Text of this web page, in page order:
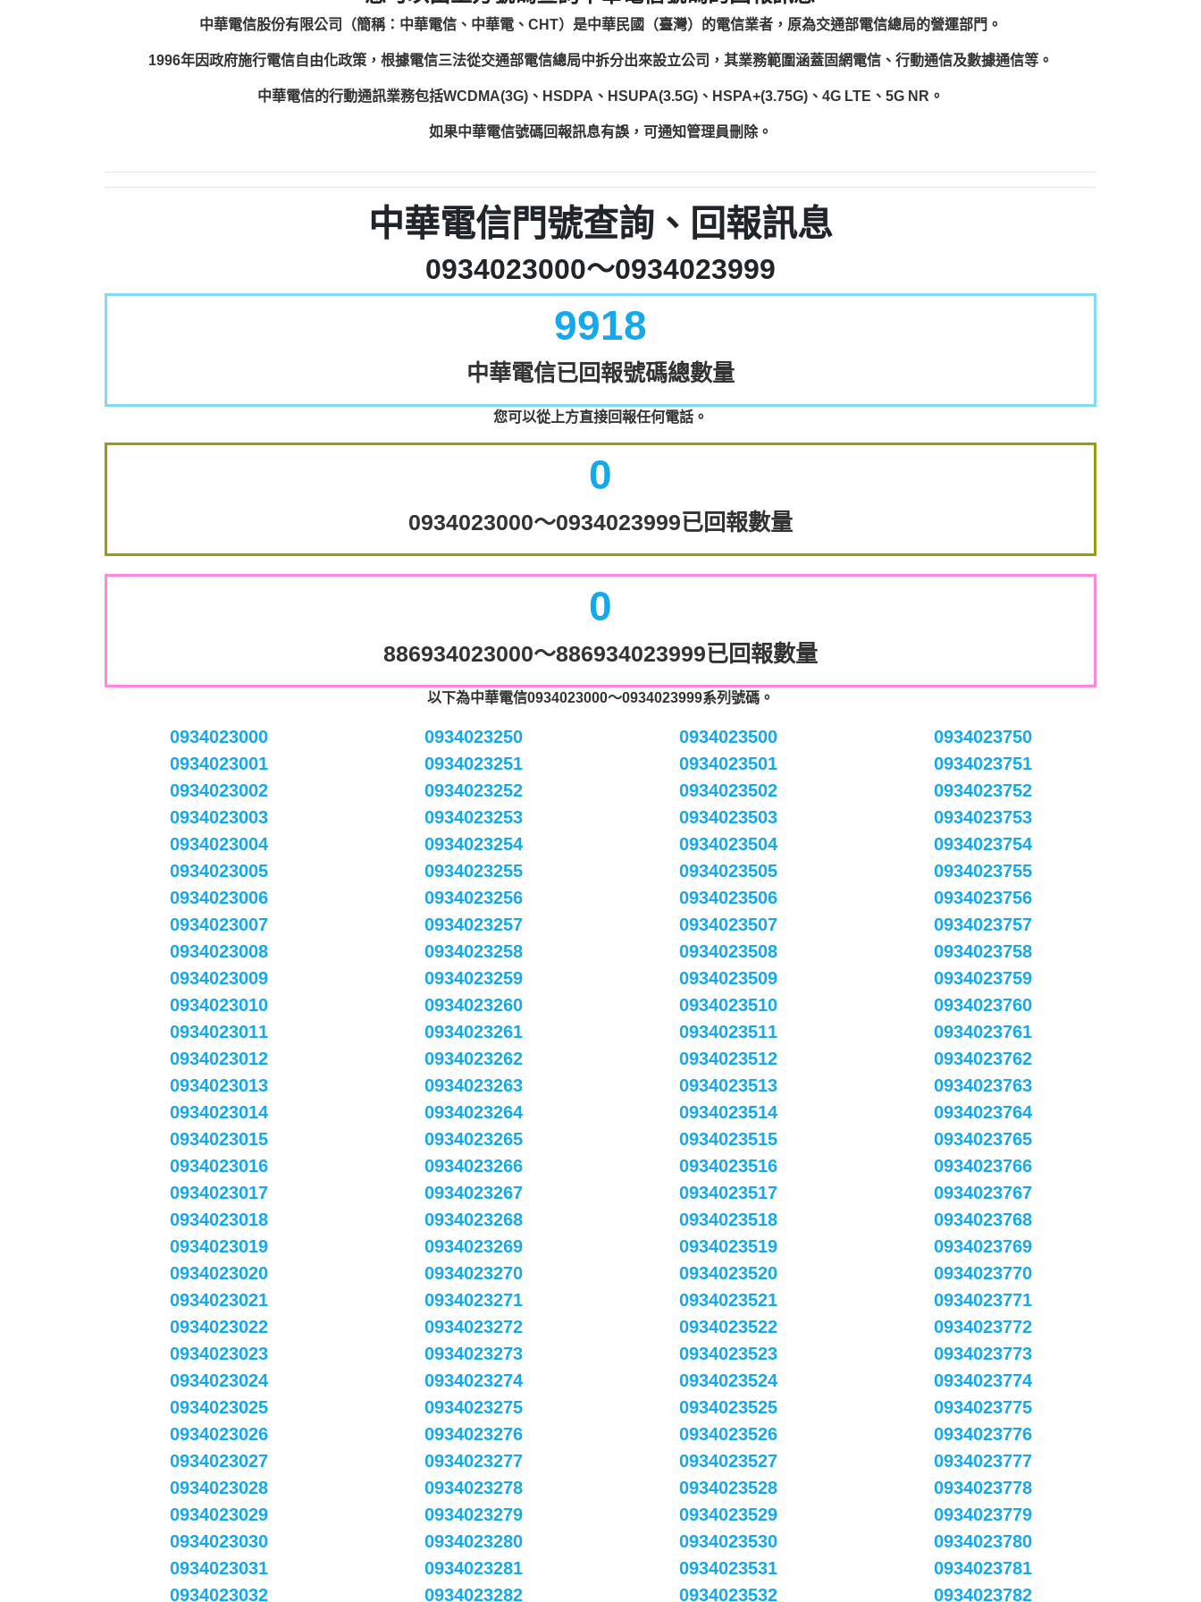
中華電信股份有限公司（簡稱：中華電信、中華電、CHT）是中華民國（臺灣）的電信業者，原為交通部電信總局的營運部門。
1996年因政府施行電信自由化政策，根據電信三法從交通部電信總局中拆分出來設立公司，其業務範圍涵蓋固網電信、行動通信及數據通信等。
中華電信的行動通訊業務包括WCDMA(3G)、HSDPA、HSUPA(3.5G)、HSPA+(3.75G)、4G LTE、5G NR。
如果中華電信號碼回報訊息有誤，可通知管理員刪除。
中華電信門號查詢、回報訊息
0934023000～0934023999
9918
中華電信已回報號碼總數量
您可以從上方直接回報任何電話。
0
0934023000～0934023999已回報數量
0
886934023000～886934023999已回報數量
以下為中華電信0934023000～0934023999系列號碼。
0934023000
0934023001
0934023002
0934023003
0934023004
0934023005
0934023006
0934023007
0934023008
0934023009
0934023010
0934023011
0934023012
0934023013
0934023014
0934023015
0934023016
0934023017
0934023018
0934023019
0934023020
0934023021
0934023022
0934023023
0934023024
0934023025
0934023026
0934023027
0934023028
0934023029
0934023030
0934023031
0934023032
0934023250
0934023251
0934023252
0934023253
0934023254
0934023255
0934023256
0934023257
0934023258
0934023259
0934023260
0934023261
0934023262
0934023263
0934023264
0934023265
0934023266
0934023267
0934023268
0934023269
0934023270
0934023271
0934023272
0934023273
0934023274
0934023275
0934023276
0934023277
0934023278
0934023279
0934023280
0934023281
0934023282
0934023500
0934023501
0934023502
0934023503
0934023504
0934023505
0934023506
0934023507
0934023508
0934023509
0934023510
0934023511
0934023512
0934023513
0934023514
0934023515
0934023516
0934023517
0934023518
0934023519
0934023520
0934023521
0934023522
0934023523
0934023524
0934023525
0934023526
0934023527
0934023528
0934023529
0934023530
0934023531
0934023532
0934023750
0934023751
0934023752
0934023753
0934023754
0934023755
0934023756
0934023757
0934023758
0934023759
0934023760
0934023761
0934023762
0934023763
0934023764
0934023765
0934023766
0934023767
0934023768
0934023769
0934023770
0934023771
0934023772
0934023773
0934023774
0934023775
0934023776
0934023777
0934023778
0934023779
0934023780
0934023781
0934023782